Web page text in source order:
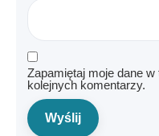
Zapamiętaj moje dane
kolejnych komentarzy.